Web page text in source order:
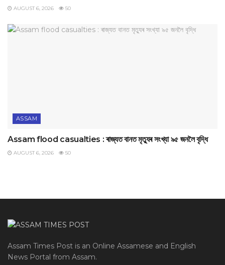
AUGUST 6, 2026 50
ASSAM
Assam flood casualties : ৰাজ্যত বানত মৃত্যুৰ সংখ্যা ৯৫ জনলৈ বৃদ্ধি
AUGUST 6, 2026 50
Assam Times Post is an Online Assamese and English
News Portal from Assam.